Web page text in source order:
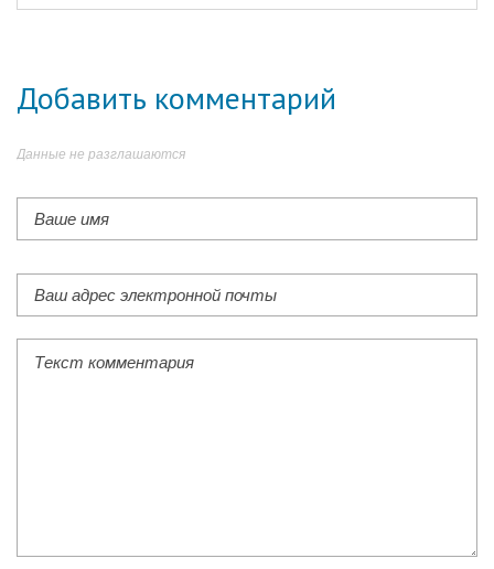
Добавить комментарий
Данные не разглашаются